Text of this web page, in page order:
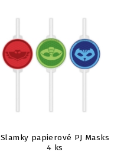
Slamky papierové PJ Masks
4 ks